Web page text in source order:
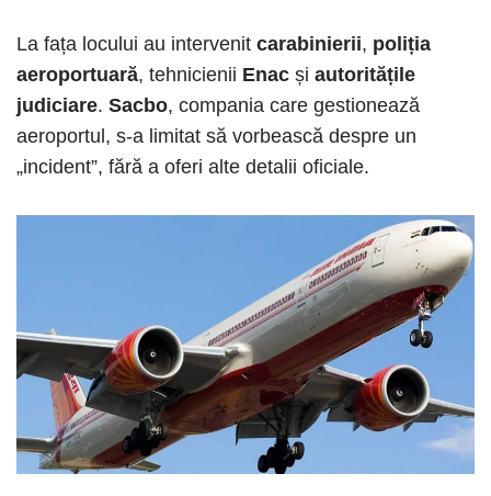
La fața locului au intervenit carabinierii, poliția
aeroportuară, tehnicienii Enac și autoritățile
judiciare. Sacbo, compania care gestionează
aeroportul, s-a limitat să vorbească despre un
„incident”, fără a oferi alte detalii oficiale.